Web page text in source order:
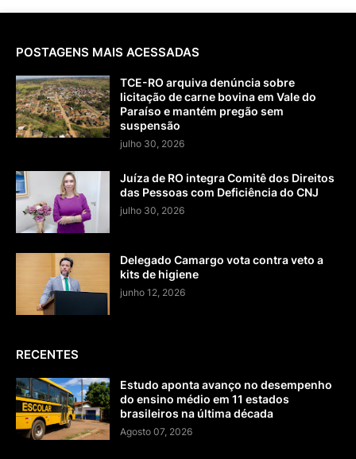
POSTAGENS MAIS ACESSADAS
TCE-RO arquiva denúncia sobre
licitação de carne bovina em Vale do
Paraíso e mantém pregão sem
suspensão
julho 30, 2026
Juíza de RO integra Comitê dos Direitos
das Pessoas com Deficiência do CNJ
julho 30, 2026
Delegado Camargo vota contra veto a
kits de higiene
junho 12, 2026
RECENTES
Estudo aponta avanço no desempenho
do ensino médio em 11 estados
brasileiros na última década
Agosto 07, 2026